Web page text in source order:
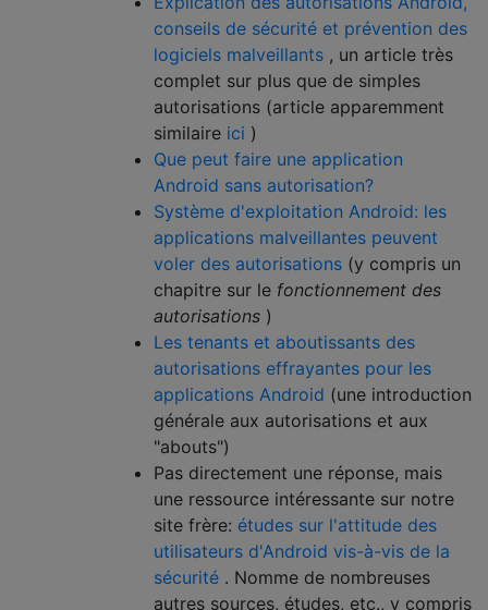
conseils de sécurité et prévention des
logiciels malveillants , un article très
complet sur plus que de simples
autorisations (article apparemment
similaire ici )
Que peut faire une application
Android sans autorisation?
Système d'exploitation Android: les
applications malveillantes peuvent
voler des autorisations (y compris un
chapitre sur le fonctionnement des
autorisations )
Les tenants et aboutissants des
autorisations effrayantes pour les
applications Android (une introduction
générale aux autorisations et aux
"abouts")
Pas directement une réponse, mais
une ressource intéressante sur notre
site frère: études sur l'attitude des
utilisateurs d'Android vis-à-vis de la
sécurité . Nomme de nombreuses
autres sources, études, etc., y compris